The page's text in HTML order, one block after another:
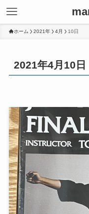
ホーム 2021年 4月 10日
2021年4月10日